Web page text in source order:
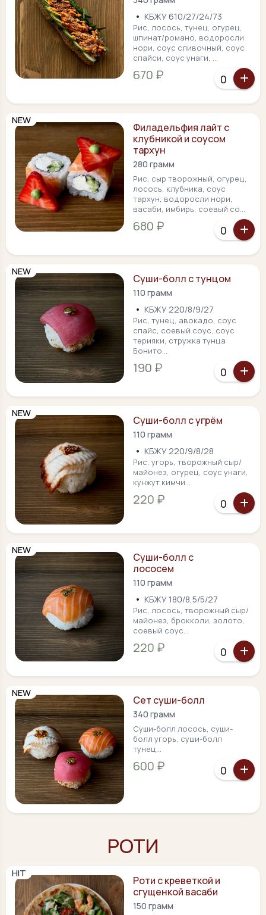
• КБЖУ 610/27/24/73
Рис, лосось, тунец, огурец,
шпинат/романо, водоросли
нори, соус сливочный, соус
спайси, соус унаги, ...
670 ₽
NEW
Филадельфия лайт с
клубникой и соусом
тархун
280 грамм
Рис, сыр творожный, огурец,
лосось, клубника, соус
тархун, водоросли нори,
васаби, имбирь, соевый со...
680 ₽
NEW
Суши-болл с тунцом
110 грамм
• КБЖУ 220/8/9/27
Рис, тунец, авокадо, соус
спайс, соевый соус, соус
терияки, стружка тунца
Бонито...
190 ₽
NEW
Суши-болл с угрём
110 грамм
• КБЖУ 220/9/8/28
Рис, угорь, творожный сыр/
майонез, огурец, соус унаги,
кунжут кимчи...
220 ₽
NEW
Суши-болл с
лососем
110 грамм
• КБЖУ 180/8,5/5/27
Рис, лосось, творожный сыр/
майонез, брокколи, золото,
соевый соус...
220 ₽
NEW
Сет суши-болл
340 грамм
Суши-болл лосось, суши-
болл угорь, суши-болл
тунец...
600 ₽
РОТИ
HIT
Роти с креветкой и
сгущенкой васаби
150 грамм